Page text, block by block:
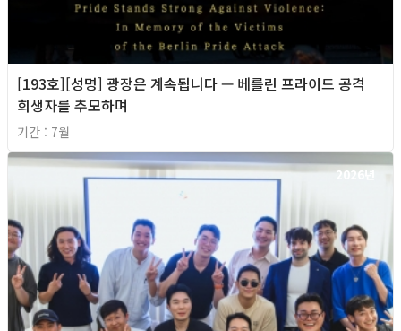
[193호][성명] 광장은 계속됩니다 — 베를린 프라이드 공격
희생자를 추모하며
기간 : 7월
2026년